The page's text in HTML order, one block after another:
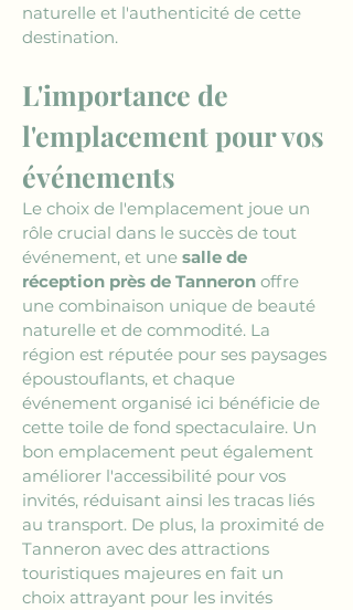
naturelle et l'authenticité de cette
destination.
L'importance de
l'emplacement pour vos
événements
Le choix de l'emplacement joue un
rôle crucial dans le succès de tout
événement, et une salle de
réception près de Tanneron offre
une combinaison unique de beauté
naturelle et de commodité. La
région est réputée pour ses paysages
époustouflants, et chaque
événement organisé ici bénéficie de
cette toile de fond spectaculaire. Un
bon emplacement peut également
améliorer l'accessibilité pour vos
invités, réduisant ainsi les tracas liés
au transport. De plus, la proximité de
Tanneron avec des attractions
touristiques majeures en fait un
choix attrayant pour les invités